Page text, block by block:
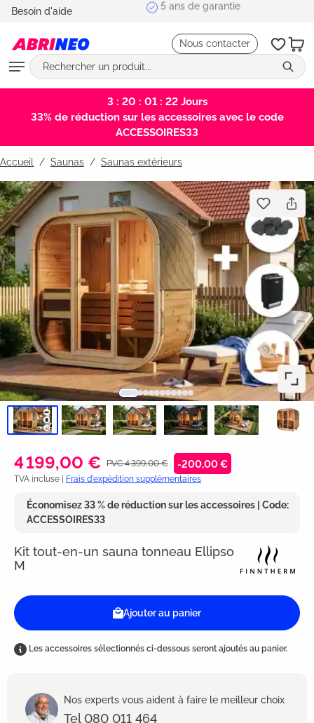
principal
Besoin d'aide 5 ans de garantie
Nous contacter
3 : 20 : 01 : 21Jours
33% de réduction sur les accessoires avec le code
ACCESSOIRES33
Accueil Saunas / Saunas extérieurs
Bildergalerie überspringen
4 199,00 € PVC 4 399,00 € -200,00 €
TVA incluse | Frais d'expédition supplémentaires
Économisez 33 % de réduction sur les accessoires | Code:
ACCESSOIRES33
Kit tout-en-un sauna tonneau Ellipso
M
Ajouter au panier
Les accessoires sélectionnés ci-dessous seront ajoutés au panier.
Nos experts vous aident à faire le meilleur choix
Tel 080 011 464